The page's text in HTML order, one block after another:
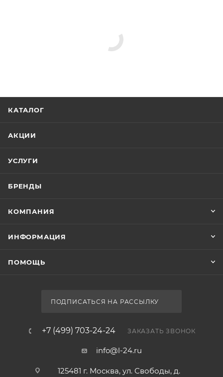
КАТАЛОГ
АКЦИИ
УСЛУГИ
БРЕНДЫ
КОМПАНИЯ
ИНФОРМАЦИЯ
ПОМОЩЬ
ПОДПИСАТЬСЯ НА РАССЫЛКУ
+7 (499) 703-24-24 ЗАКАЗАТЬ ЗВОНОК
info@l-24.ru
125481 г. Москва, ул. Свободы, д.